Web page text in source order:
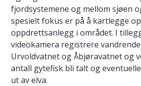
fjordsystemene og mellom sjøen
spesielt fokus er på å kartlegge
oppdrettsanlegg i området. I
videokamera registrere
Urvoldvatnet og Åbjøravatnet og
antall gytefisk bli talt og
ut av elva.